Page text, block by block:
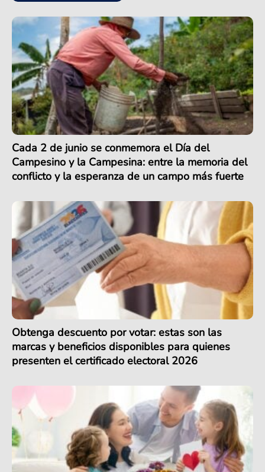
Cada 2 de junio se conmemora el Día del
Campesino y la Campesina: entre la memoria del
conflicto y la esperanza de un campo más fuerte
Obtenga descuento por votar: estas son las
marcas y beneficios disponibles para quienes
presenten el certificado electoral 2026